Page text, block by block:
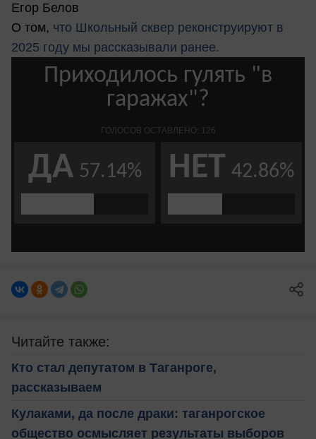
Егор Белов
О том, что Школьный сквер реконструируют в
2025 году мы рассказывали ранее.
Читайте также:
Кто стал депутатом в Таганроге,
рассказываем
Кулаками, да после драки: таганрогское
общество осмысляет результаты выборов